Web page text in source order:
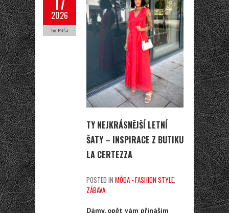
2026
by Míša
TY NEJKRÁSNĚJŠÍ LETNÍ
ŠATY – INSPIRACE Z BUTIKU
LA CERTEZZA
POSTED IN MÓDA - FASHION STYLE
ZÁBAVA
Dámy, opět vám přináším